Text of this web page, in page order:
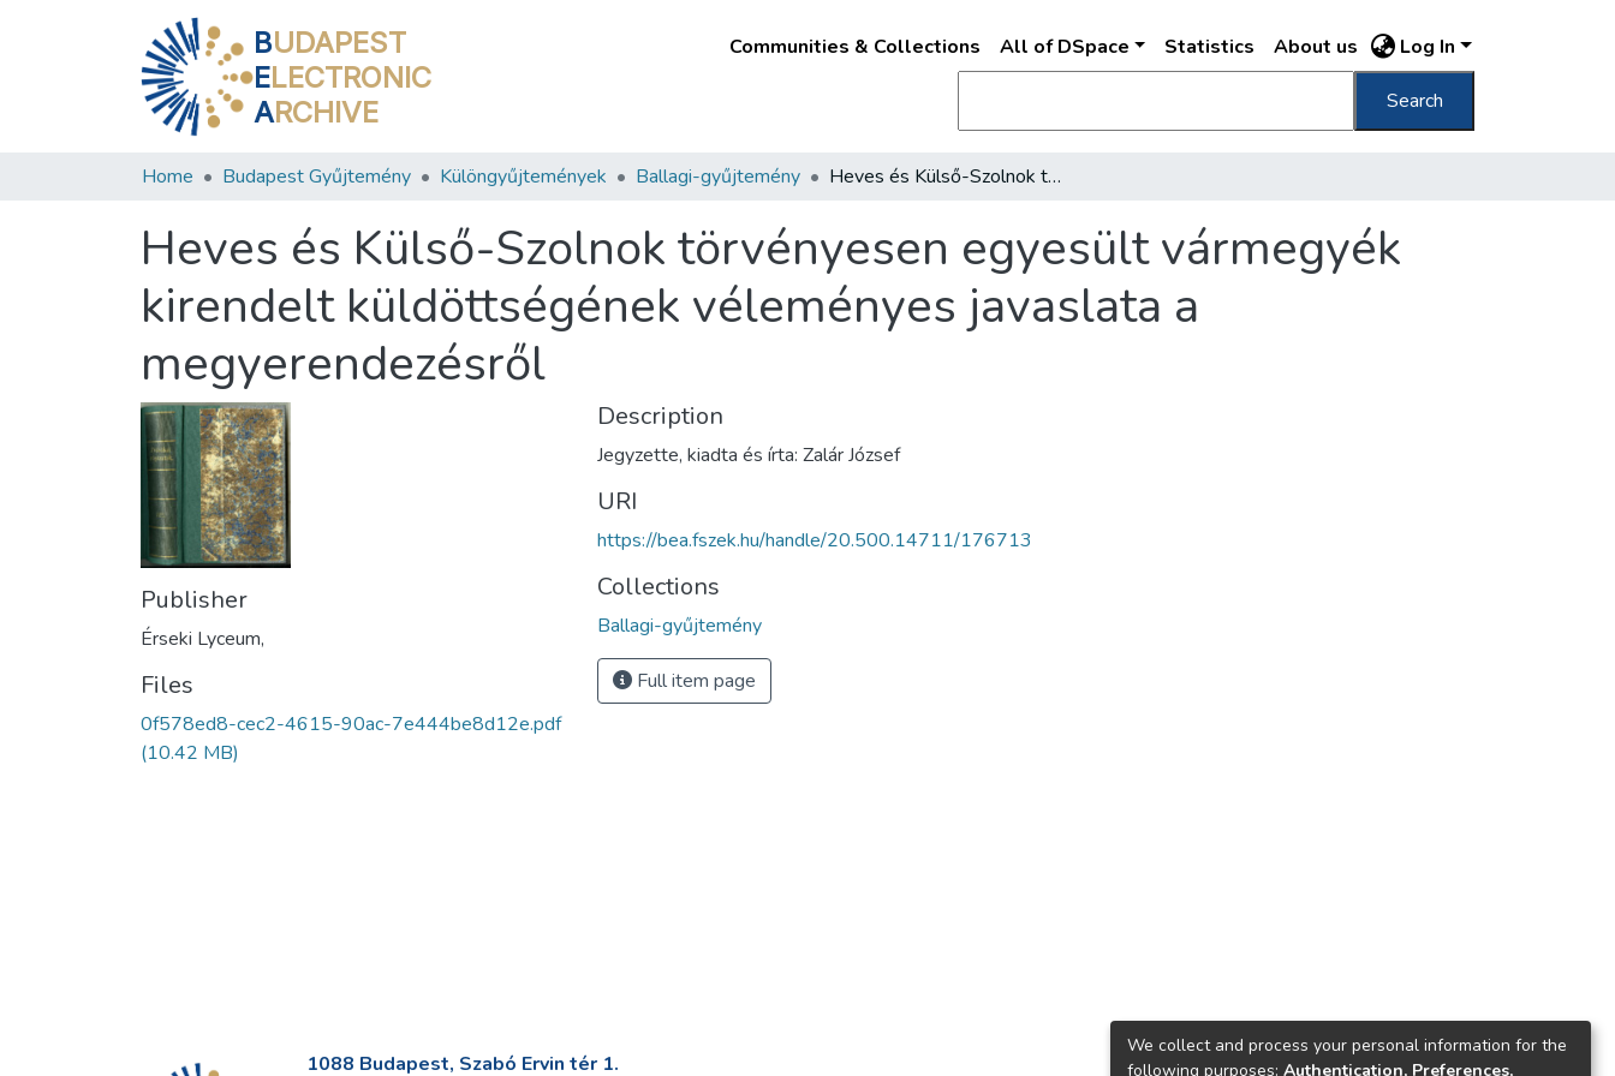
BUDAPEST
ELECTRONIC
ARCHIVE
Communities & Collections All of DSpace Statistics About us Log In
Search
Home Budapest Gyűjtemény Különgyűjtemények Ballagi-gyűjtemény Heves és Külső-Szolnok törvényesen egyesült vármegyék kirendelt küldöttségének véleményes javaslata a megyerendezésről
Heves és Külső-Szolnok törvényesen egyesült vármegyék
kirendelt küldöttségének véleményes javaslata a
megyerendezésről
Publisher
Érseki Lyceum,
Files
0f578ed8-cec2-4615-90ac-7e444be8d12e.pdf
(10.42 MB)
Description
Jegyzette, kiadta és írta: Zalár József
URI
https://bea.fszek.hu/handle/20.500.14711/176713
Collections
Ballagi-gyűjtemény
Full item page
1088 Budapest, Szabó Ervin tér 1.
We collect and process your personal information for the
following purposes: Authentication, Preferences,